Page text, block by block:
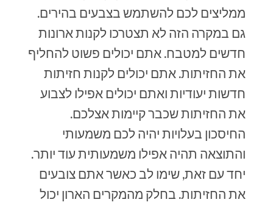
ממליצים לכם להשתמש בצבעים בהירים.
גם במקרה הזה לא תצטרכו לקנות ארונות
חדשים למטבח. אתם יכולים פשוט להחליף
את החזיתות. אתם יכולים לקנות חזיתות
חדשות יעודיות ואתם יכולים אפילו לצבוע
את החזיתות שכבר קיימות אצלכם.
החיסכון בעלויות יהיה לכם משמעותי
והתוצאה תהיה אפילו משמעותית עוד יותר.
יחד עם זאת, שימו לב כאשר אתם צובעים
את החזיתות. בחלק מהמקרים הארון יכול